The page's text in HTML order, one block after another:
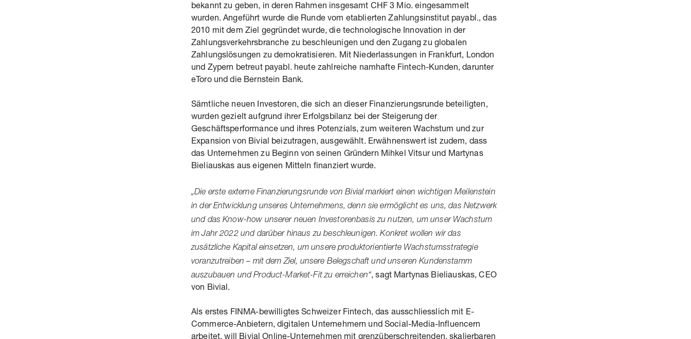
bekannt zu geben, in deren Rahmen insgesamt CHF 3 Mio. eingesammelt
wurden. Angeführt wurde die Runde vom etablierten Zahlungsinstitut payabl., das
2010 mit dem Ziel gegründet wurde, die technologische Innovation in der
Zahlungsverkehrsbranche zu beschleunigen und den Zugang zu globalen
Zahlungslösungen zu demokratisieren. Mit Niederlassungen in Frankfurt, London
und Zypern betreut payabl. heute zahlreiche namhafte Fintech-Kunden, darunter
eToro und die Bernstein Bank.
Sämtliche neuen Investoren, die sich an dieser Finanzierungsrunde beteiligten,
wurden gezielt aufgrund ihrer Erfolgsbilanz bei der Steigerung der
Geschäftsperformance und ihres Potenzials, zum weiteren Wachstum und zur
Expansion von Bivial beizutragen, ausgewählt. Erwähnenswert ist zudem, dass
das Unternehmen zu Beginn von seinen Gründern Mihkel Vitsur und Martynas
Bieliauskas aus eigenen Mitteln finanziert wurde.
„Die erste externe Finanzierungsrunde von Bivial markiert einen wichtigen Meilenstein
in der Entwicklung unseres Unternehmens, denn sie ermöglicht es uns, das Netzwerk
und das Know-how unserer neuen Investorenbasis zu nutzen, um unser Wachstum
im Jahr 2022 und darüber hinaus zu beschleunigen. Konkret wollen wir das
zusätzliche Kapital einsetzen, um unsere produktorientierte Wachstumsstrategie
voranzutreiben – mit dem Ziel, unsere Belegschaft und unseren Kundenstamm
auszubauen und Product-Market-Fit zu erreichen“, sagt Martynas Bieliauskas, CEO
von Bivial.
Als erstes FINMA-bewilligtes Schweizer Fintech, das ausschliesslich mit E-
Commerce-Anbietern, digitalen Unternehmern und Social-Media-Influencern